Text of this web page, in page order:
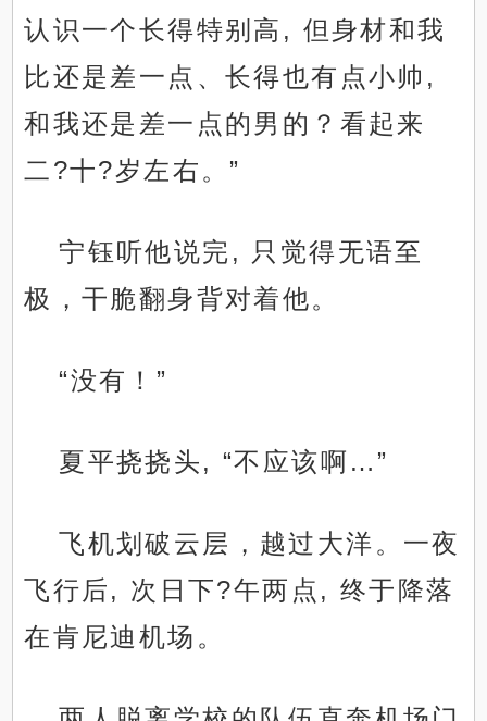
认识一个长得特别高, 但身材和我
比还是差一点、长得也有点小帅,
和我还是差一点的男的？看起来
二?十?岁左右。”
宁钰听他说完, 只觉得无语至
极，干脆翻身背对着他。
“没有！”
夏平挠挠头, “不应该啊…”
飞机划破云层，越过大洋。一夜
飞行后, 次日下?午两点, 终于降落
在肯尼迪机场。